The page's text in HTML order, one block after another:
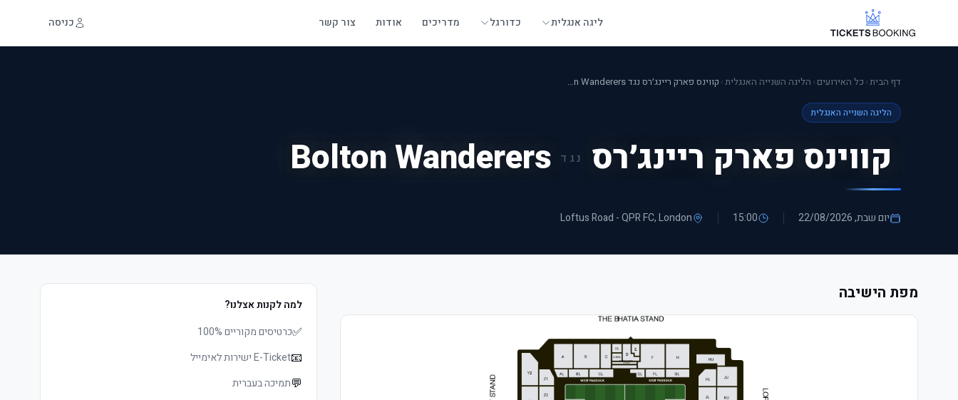
ליגה אנגלית כדורגל מדריכים אודות צור קשר כניסה
דף הבית› כל האירועים › הליגה השנייה האנגלית› קווינס פארק ריינג׳רס נגד Bolton Wanderers
הליגה השנייה האנגלית
קווינס פארק ריינג׳רס נגד Bolton Wanderers
יום שבת, 22/08/2026 15:00
Loftus Road - QPR FC, London
מפת הישיבה
למה לקנות אצלנו?
✅כרטיסים מקוריים 100%
📧E-Ticket ישירות לאימייל
💬תמיכה בעברית